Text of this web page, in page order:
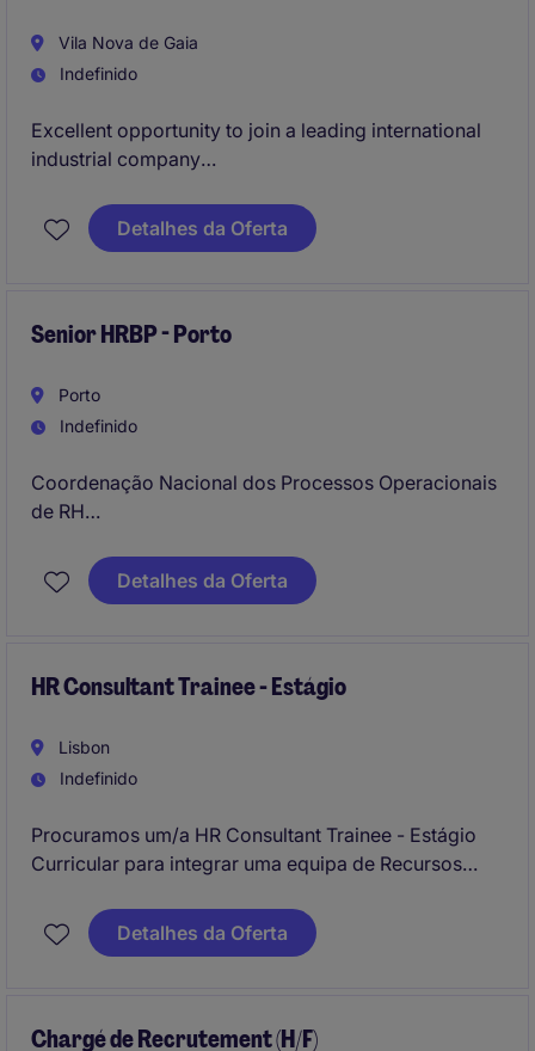
Vila Nova de Gaia
Indefinido
Excellent opportunity to join a leading international
industrial company
Support leaders in developing high-performing
teams
Detalhes da Oferta
Senior HRBP - Porto
Porto
Indefinido
Coordenação Nacional dos Processos Operacionais
de RH
Projetos de melhoria contínua em processos de RH e
operações
Detalhes da Oferta
HR Consultant Trainee - Estágio
Lisbon
Indefinido
Procuramos um/a HR Consultant Trainee - Estágio
Curricular para integrar uma equipa de Recursos
posição é ideal para quem procura desenvolver
competências na área de consultoria de
Detalhes da Oferta
Chargé de Recrutement (H/F)